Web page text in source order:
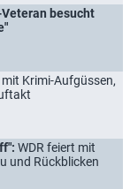
besucht
Krimi-Aufgüssen,
WDR feiert mit
und Rückblicken